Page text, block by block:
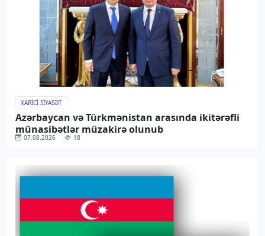
XARICI SIYASƏT
Azərbaycan və Türkmənistan arasında ikitərəfli
münasibətlər müzakirə olunub
07.08.2026 18